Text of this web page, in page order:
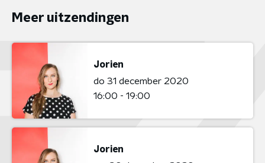
Meer uitzendingen
Jorien
do 31 december 2020
16:00 - 19:00
Jorien